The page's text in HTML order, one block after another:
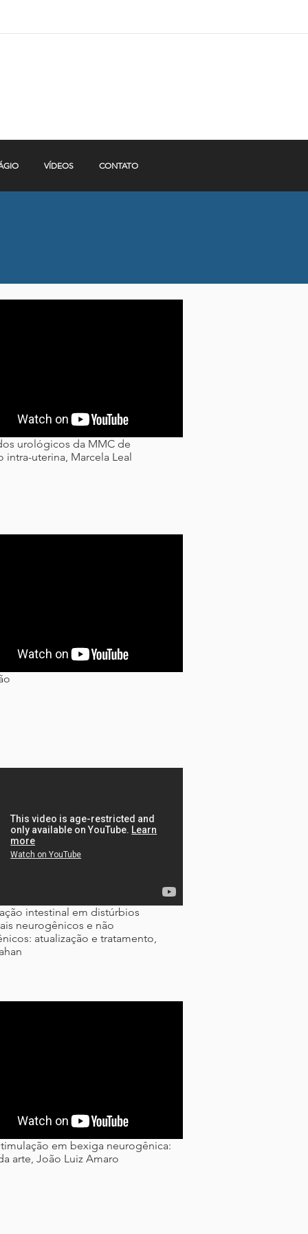
VÍDEOS CONTATO
urológicos da MMC de
intra-uterina, Marcela Leal
intestinal em distúrbios
neurogênicos e não
atualização e tratamento,
em bexiga neurogênica:
arte, João Luiz Amaro